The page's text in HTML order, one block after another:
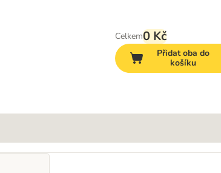
Celkem0 Kč
Přidat oba do
košíku